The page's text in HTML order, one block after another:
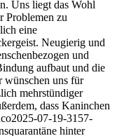
Uns liegt das Wohl
Problemen zu
eine
Neugierig und
und
aufbaut und die
wünschen uns für
mehrstündiger
dass Kaninchen
07-19-3157-
hinter